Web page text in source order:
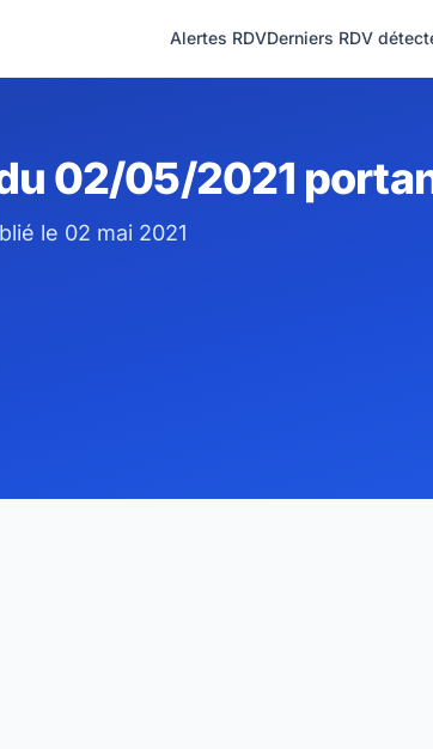
Alertes RDVDerniers RDV
02/05/2021
le 02 mai 2021